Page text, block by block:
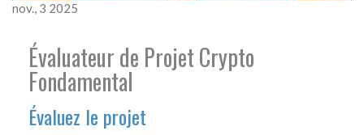
nov., 3 2025
Évaluateur de Projet Crypto
Fondamental
Évaluez le projet